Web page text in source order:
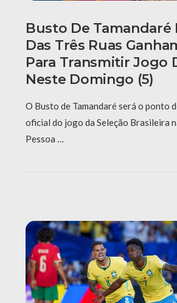
Busto De Tamandaré
Das Três Ruas
Para Transmitir Jogo
Neste Domingo (5)
O Busto de Tamandaré será o ponto
oficial do jogo da Seleção Brasileira
Pessoa …